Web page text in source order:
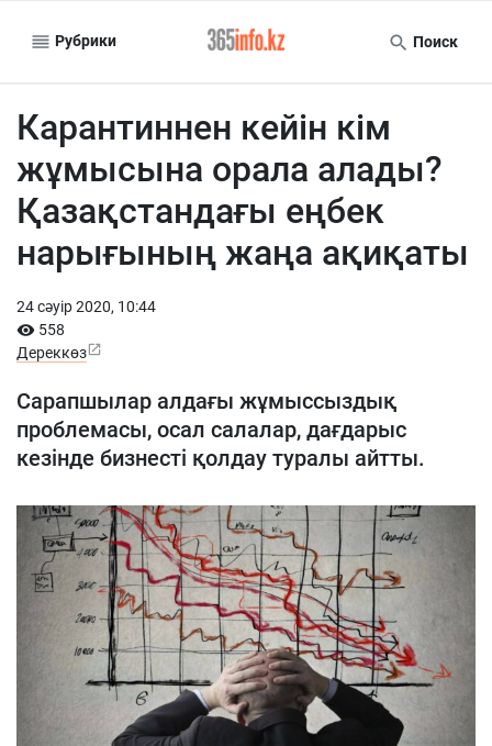
Рубрики Поиск
Карантиннен кейін кім
жұмысына орала алады?
Қазақстандағы еңбек
нарығының жаңа ақиқаты
24 сәуiр 2020, 10:44
558
Дереккөз
Сарапшылар алдағы жұмыссыздық
проблемасы, осал салалар, дағдарыс
кезінде бизнесті қолдау туралы айтты.